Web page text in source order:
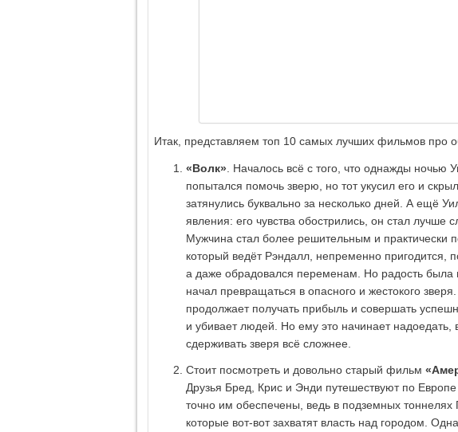
Итак, представляем топ 10 самых лучших фильмов про
«Волк» . Началось всё с того, что однажды ночью
попытался помочь зверю, но тот укусил его и
затянулись буквально за несколько дней. А ещё
явления: его чувства обострились, он стал лучше
Мужчина стал более решительным и практически
который ведёт Рэндалл, непременно пригодится,
а даже обрадовался переменам. Но радость была
начал превращаться в опасного и жестокого
продолжает получать прибыль и совершать
и убивает людей. Но ему это начинает надоедать,
сдерживать зверя всё сложнее.
Стоит посмотреть и довольно старый фильм
Друзья Бред, Крис и Энди путешествуют по
точно им обеспечены, ведь в подземных тоннелях
которые вот-вот захватят власть над городом.